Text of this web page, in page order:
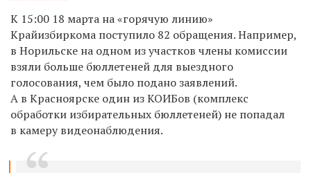
К 15:00 18 марта на «горячую линию»
Крайизбиркома поступило 82 обращения. Например,
в Норильске на одном из участков члены комиссии
взяли больше бюллетеней для выездного
голосования, чем было подано заявлений.
А в Красноярске один из КОИБов (комплекс
обработки избирательных бюллетеней) не попадал
в камеру видеонаблюдения.